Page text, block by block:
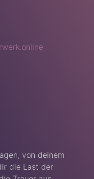
von deinem
die Last der